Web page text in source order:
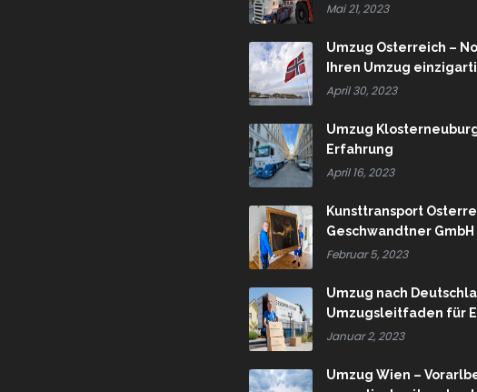
Mai 21, 2023
Umzug Österreich –
Ihren Umzug
April 30, 2023
Umzug
Erfahrung
April 16, 2023
Kunsttransport
Geschwandtner
Februar 5, 2023
Umzug nach
Umzugsleitfaden für
Januar 2, 2023
Umzug Wien –